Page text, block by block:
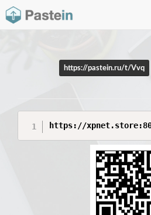
https://pastein.ru/t/Vvq
https://xpnet.store:8000/